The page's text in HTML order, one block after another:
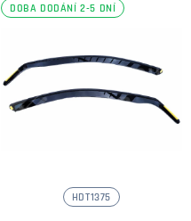
DOBA DODÁNÍ 2-5 DNÍ
HDT1375